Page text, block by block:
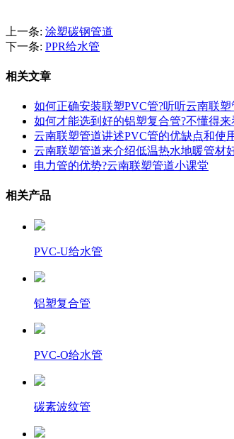
上一条: 涂塑碳钢管道
下一条: PPR给水管
相关文章
如何正确安装联塑PVC管?听听云南联
如何才能选到好的铝塑复合管?不懂得
云南联塑管道讲述PVC管的优缺点和使
云南联塑管道来介绍低温热水地暖管材
电力管的优势?云南联塑管道小课堂
相关产品
PVC-U给水管
铝塑复合管
PVC-O给水管
碳素波纹管